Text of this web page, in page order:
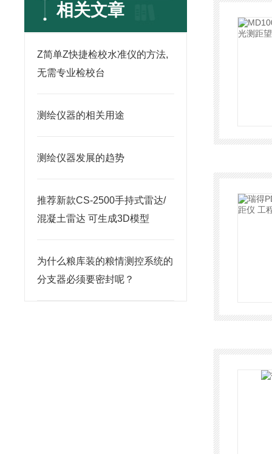
相关文章
Z简单Z快捷检校水准仪的方法,
无需专业检校台
测绘仪器的相关用途
测绘仪器发展的​趋势
推荐新款CS-2500手持式雷达/
混凝土雷达 可生成3D模型
为什么粮库装的粮情测控系统的
分支器必须要密封呢？